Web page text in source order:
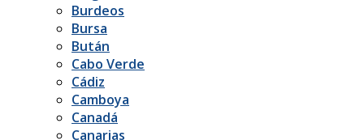
Burdeos
Bursa
Bután
Cabo Verde
Cádiz
Camboya
Canadá
Canarias